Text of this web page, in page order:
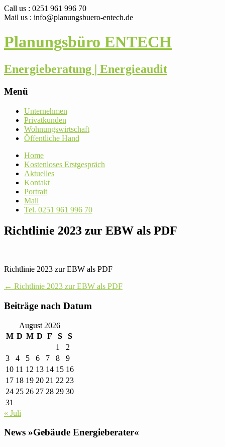
Call us : 0251 961 996 70
Mail us : info@planungsbuero-entech.de
Planungsbüro ENTECH
Energieberatung | Energieaudit
Menü
Skip
content
Unter­nehmen
Pri­vat­kunden
Woh­nungs­wirt­schaft
Öffent­liche Hand
Home
Kos­ten­loses Erstgespräch
Aktu­elles
Kontakt
Por­trait
Mail
Tel. 0251 961 996 70
Richt­linie 2023 zur EBW als PDF
Richt­linie 2023 zur EBW als PDF
Post
navigation
← Richt­linie 2023 zur EBW als PDF
Bei­träge nach Datum
August 2026
M D M D F S
S
1
2
3
4 5 6 7 8
9
10 11 12 13 14 15 16
17 18 19 20 21 22 23
24 25 26 27 28 29 30
31
« Juli
News »Gebäude Energieberater«